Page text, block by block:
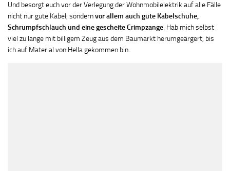
Und besorgt euch vor der Verlegung der Wohnmobilelektrik auf alle Fälle
nicht nur gute Kabel, sondernvor allem auch gute Kabelschuhe,
Schrumpfschlauch und eine gescheite Crimpzange. Hab mich selbst
viel zu lange mit billigem Zeug aus dem Baumarkt herumgeärgert, bis
ich auf Material von Hella gekommen bin.